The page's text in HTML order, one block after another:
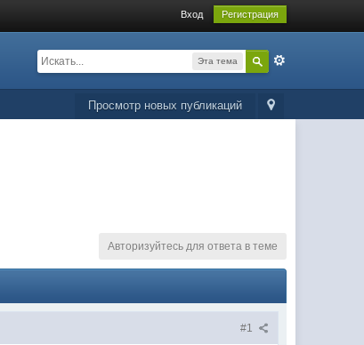
Вход Регистрация
Эта тема
Просмотр новых публикаций
Авторизуйтесь для ответа в теме
#1